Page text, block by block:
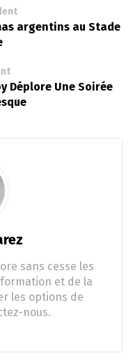
argentins au Stade
Déplore Une Soirée
sans cesse les
et de la
les options de
nous.